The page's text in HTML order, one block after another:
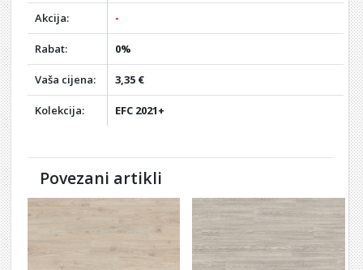
Akcija: -
Rabat: 0%
Vaša cijena: 3,35 €
Kolekcija: EFC 2021+
Povezani artikli